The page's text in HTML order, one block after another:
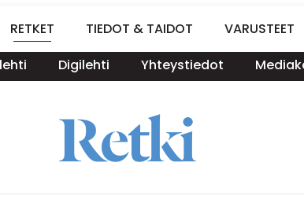
RETKET TIEDOT & TAIDOT VARUSTEET
Digilehti Yhteystiedot